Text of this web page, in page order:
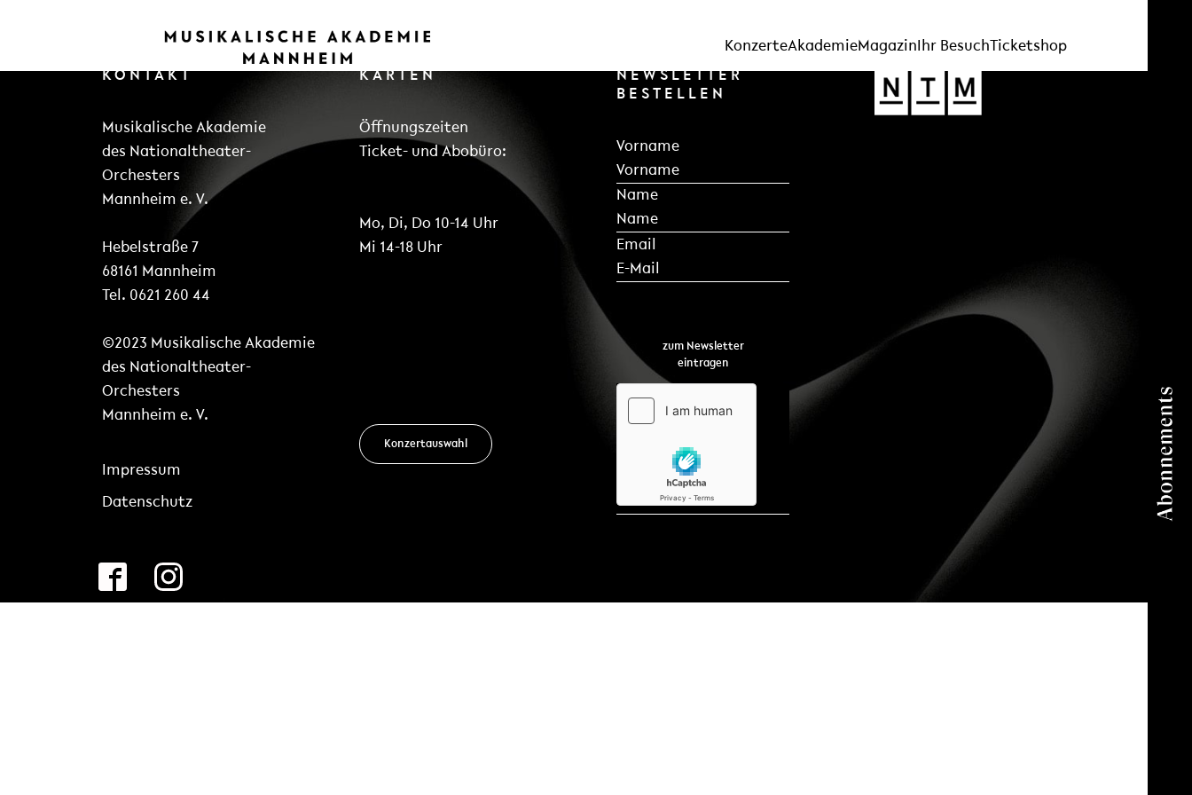
KonzerteAkademieMagazinIhr Besuch Ticketshop
KONTAKT
Musikalische Akademie
des Nationaltheater-
Orchesters
Mannheim e. V.
Hebelstraße 7
68161 Mannheim
Tel. 0621 260 44
©2023 Musikalische Akademie
des Nationaltheater-
Orchesters
Mannheim e. V.
Impressum
Datenschutz
KARTEN
Öffnungszeiten
Ticket- und Abobüro:
Mo, Di, Do 10-14 Uhr
Mi 14-18 Uhr
Konzertauswahl
NEWSLETTER
BESTELLEN
Section
Vorname
Name
Email
zum Newsletter
eintragen